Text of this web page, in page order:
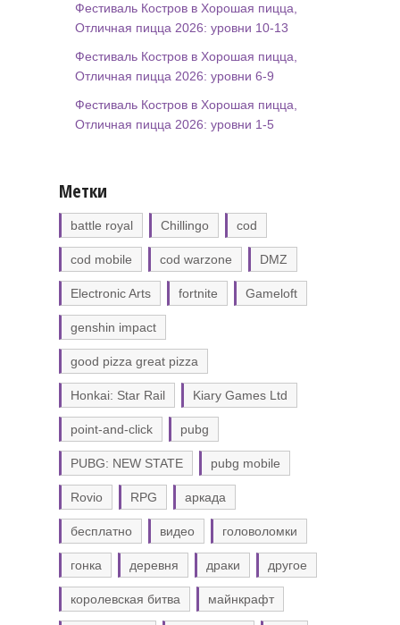
Фестиваль Костров в Хорошая пицца,
Отличная пицца 2026: уровни 10-13
Фестиваль Костров в Хорошая пицца,
Отличная пицца 2026: уровни 6-9
Фестиваль Костров в Хорошая пицца,
Отличная пицца 2026: уровни 1-5
Метки
battle royal Chillingo cod
cod mobile cod warzone DMZ
Electronic Arts fortnite Gameloft
genshin impact
good pizza great pizza
Honkai: Star Rail Kiary Games Ltd
point-and-click pubg
PUBG: NEW STATE pubg mobile
Rovio RPG аркада
бесплатно видео головоломки
гонка деревня драки другое
королевская битва майнкрафт